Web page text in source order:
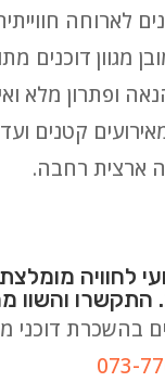
לארוחה
מגוון דוכנים
ופתרון מלא
קטנים
ארצית רחבה.
לחוויה
והשוו
בהשכרת דוכני
073-